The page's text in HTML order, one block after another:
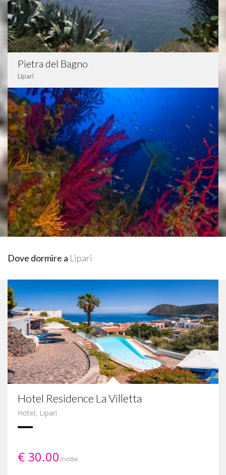
Pietra del Bagno
Lipari
Dove dormire a Lipari
Hotel Residence La Villetta
Hotel, Lipari
€ 30.00/notte